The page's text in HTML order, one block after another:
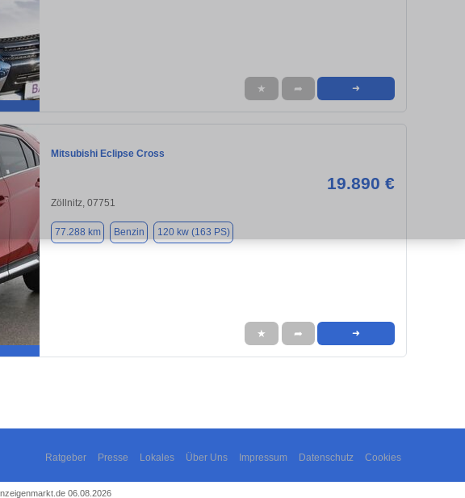
★ ➦ ➜
Mitsubishi Eclipse Cross
19.890 €
Zöllnitz, 07751
77.288 km Benzin 120 kw (163 PS)
★ ➦ ➜
Ratgeber Presse Lokales Über Uns Impressum Datenschutz Cookies
06.08.2026